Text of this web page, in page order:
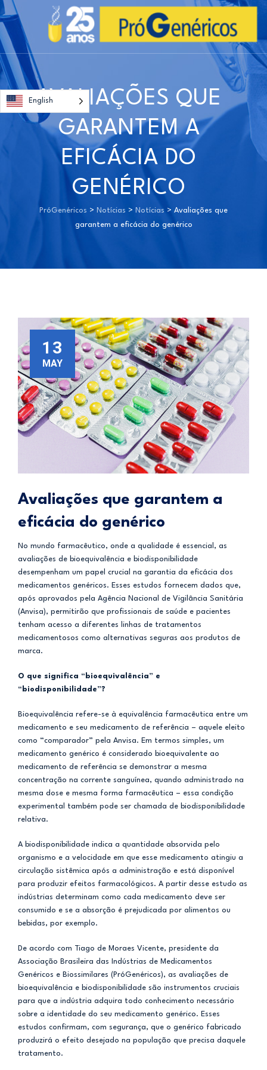
AVALIAÇÕES QUE
GARANTEM A
EFICÁCIA DO
GENÉRICO
PróGenéricos > Notícias > Notícias > Avaliações que
garantem a eficácia do genérico
13
MAY
Avaliações que garantem a
eficácia do genérico
No mundo farmacêutico, onde a qualidade é essencial, as
avaliações de bioequivalência e biodisponibilidade
desempenham um papel crucial na garantia da eficácia dos
medicamentos genéricos. Esses estudos fornecem dados que,
após aprovados pela Agência Nacional de Vigilância Sanitária
(Anvisa), permitirão que profissionais de saúde e pacientes
tenham acesso a diferentes linhas de tratamentos
medicamentosos como alternativas seguras aos produtos de
marca.
O que significa “bioequivalência” e
“biodisponibilidade”?
Bioequivalência refere-se à equivalência farmacêutica entre um
medicamento e seu medicamento de referência – aquele eleito
como “comparador” pela Anvisa. Em termos simples, um
medicamento genérico é considerado bioequivalente ao
medicamento de referência se demonstrar a mesma
concentração na corrente sanguínea, quando administrado na
mesma dose e mesma forma farmacêutica – essa condição
experimental também pode ser chamada de biodisponibilidade
relativa.
A biodisponibilidade indica a quantidade absorvida pelo
organismo e a velocidade em que esse medicamento atingiu a
circulação sistêmica após a administração e está disponível
para produzir efeitos farmacológicos. A partir desse estudo as
indústrias determinam como cada medicamento deve ser
consumido e se a absorção é prejudicada por alimentos ou
bebidas, por exemplo.
De acordo com Tiago de Moraes Vicente, presidente da
Associação Brasileira das Indústrias de Medicamentos
Genéricos e Biossimilares (PróGenéricos), as avaliações de
bioequivalência e biodisponibilidade são instrumentos cruciais
para que a indústria adquira todo conhecimento necessário
sobre a identidade do seu medicamento genérico. Esses
estudos confirmam, com segurança, que o genérico fabricado
produzirá o efeito desejado na população que precisa daquele
tratamento.
English